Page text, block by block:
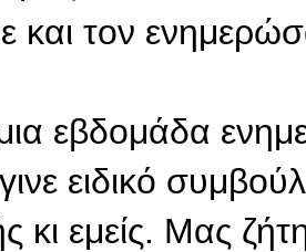
και τον
εβδομάδα
ειδικό
κι εμείς. Μας